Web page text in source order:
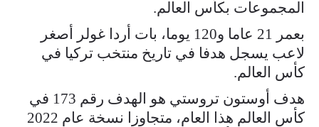
المجموعات بكأس العالم.
بعمر 21 عاما و120 يوما، بات أردا غولر أصغر
لاعب يسجل هدفا في تاريخ منتخب تركيا في
كأس العالم.
هدف أوستون تروستي هو الهدف رقم 173 في
كأس العالم هذا العام، متجاوزا نسخة عام 2022